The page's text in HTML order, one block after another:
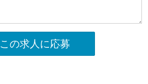
この求人に応募